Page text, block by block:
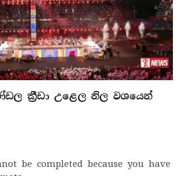
ක්‍රීඩා උළෙල නිල වශයෙන්
be completed because you have